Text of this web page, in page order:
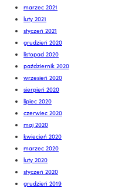
marzec 2021
luty 2021
styczeń 2021
grudzień 2020
listopad 2020
październik 2020
wrzesień 2020
sierpień 2020
lipiec 2020
czerwiec 2020
maj 2020
kwiecień 2020
marzec 2020
luty 2020
styczeń 2020
grudzień 2019